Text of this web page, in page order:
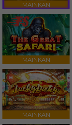
MAINKAN
MAINKAN
MAINKAN